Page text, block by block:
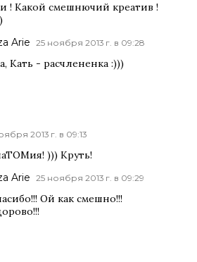
! Какой смешнючий креатив !
Arie 25 ноября 2013 г. в 09:28
Кать - расчлененка :)))
2013 г. в 09:13
))) Круть!
Arie 25 ноября 2013 г. в 09:29
Ой как смешно!!!